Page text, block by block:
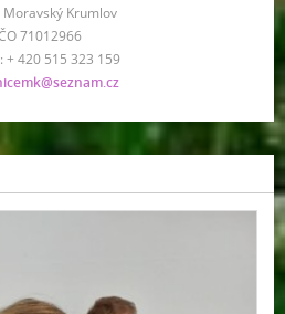
Moravský Krumlov
71012966
+ 420 515 323 159